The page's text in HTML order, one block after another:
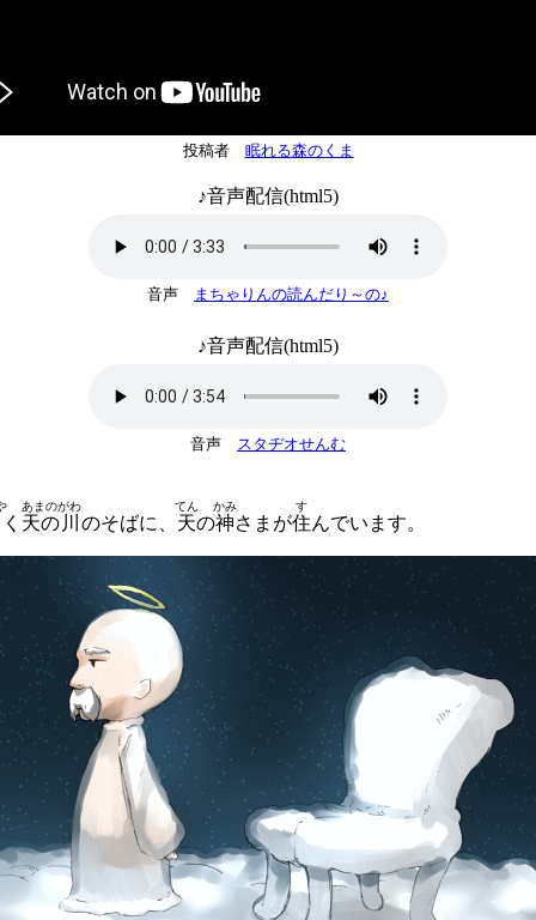
投稿者 眠れる森のくま
♪音声配信(html5)
音声 まちゃりんの読んだり～の♪
♪音声配信(html5)
音声 スタヂオせんむ
く 天の川
あまのがわ
のそばに、 天
てん
の神
かみ
さまが住
す
んでいます。